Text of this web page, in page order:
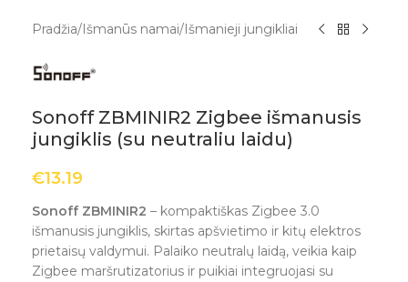
Pradžia/Išmanūs namai/Išmanieji jungikliai
Sonoff ZBMINIR2 Zigbee išmanusis
jungiklis (su neutraliu laidu)
€13.19
Sonoff ZBMINIR2 – kompaktiškas Zigbee 3.0
išmanusis jungiklis, skirtas apšvietimo ir kitų elektros
prietaisų valdymui. Palaiko neutralų laidą, veikia kaip
Zigbee maršrutizatorius ir puikiai integruojasi su